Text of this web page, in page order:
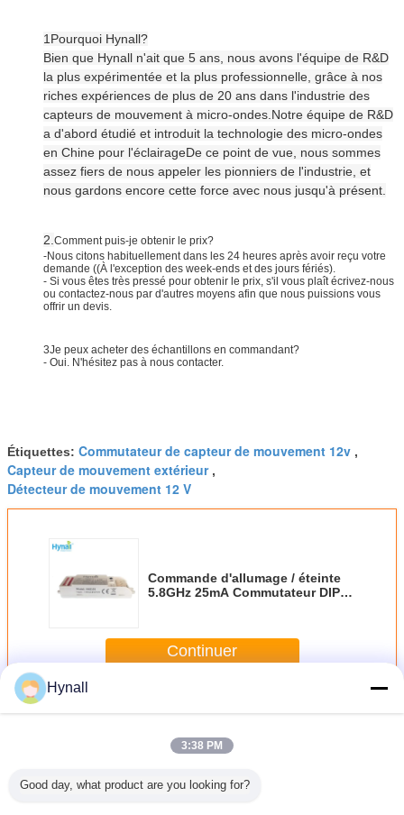
1Pourquoi Hynall?
Bien que Hynall n'ait que 5 ans, nous avons l'équipe de R&D
la plus expérimentée et la plus professionnelle, grâce à nos
riches expériences de plus de 20 ans dans l'industrie des
capteurs de mouvement à micro-ondes.Notre équipe de R&D
a d'abord étudié et introduit la technologie des micro-ondes
en Chine pour l'éclairageDe ce point de vue, nous sommes
assez fiers de nous appeler les pionniers de l'industrie, et
nous gardons encore cette force avec nous jusqu'à présent.
2. Comment puis-je obtenir le prix?
-Nous citons habituellement dans les 24 heures après avoir reçu votre
demande ((À l'exception des week-ends et des jours fériés).
- Si vous êtes très pressé pour obtenir le prix, s'il vous plaît écrivez-nous
ou contactez-nous par d'autres moyens afin que nous puissions vous
offrir un devis.
3Je peux acheter des échantillons en commandant?
- Oui. N'hésitez pas à nous contacter.
Étiquettes: Commutateur de capteur de mouvement 12v ,
Capteur de mouvement extérieur,
Détecteur de mouvement 12 V
Commande d'allumage / éteinte
5.8GHz 25mA Commutateur DIP
Continuer
PlusCapteur à micro-ondes 12V
Hynall
3:38 PM
Good day, what product are you looking for?